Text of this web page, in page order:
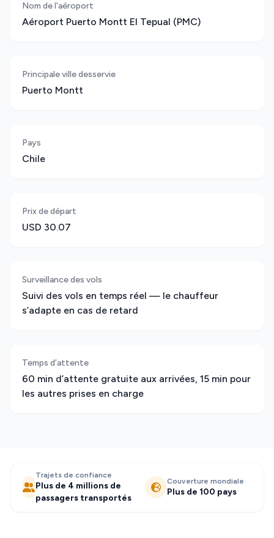
Nom de l'aéroport
Aéroport Puerto Montt El Tepual (PMC)
Principale ville desservie
Puerto Montt
Pays
Chile
Prix de départ
USD 30.07
Surveillance des vols
Suivi des vols en temps réel — le chauffeur
s’adapte en cas de retard
Temps d’attente
60 min d’attente gratuite aux arrivées, 15 min pour
les autres prises en charge
Trajets de confiance
Plus de 4 millions de
passagers transportés
Couverture mondiale
Plus de 100 pays